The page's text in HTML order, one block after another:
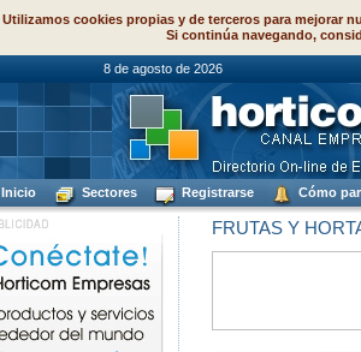
Utilizamos cookies propias y de terceros para mejorar
Si continúa navegando,
8 de agosto de
Inicio Sectores Registrarse Cómo
FRUTAS Y